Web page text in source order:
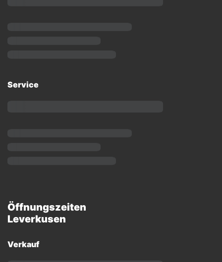
Service
Öffnungszeiten
Leverkusen
Verkauf